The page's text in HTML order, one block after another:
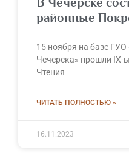
районные
15 ноября на базе
Чечерска» прошли IX-
Чтения
ЧИТАТЬ ПОЛНОСТЬЮ »
16.11.2023